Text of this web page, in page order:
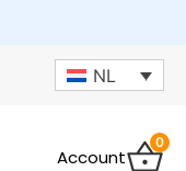
NL
Account
0